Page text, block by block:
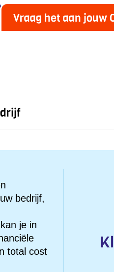
Vraag het aan jouw
bedrijf,
je in
total cost